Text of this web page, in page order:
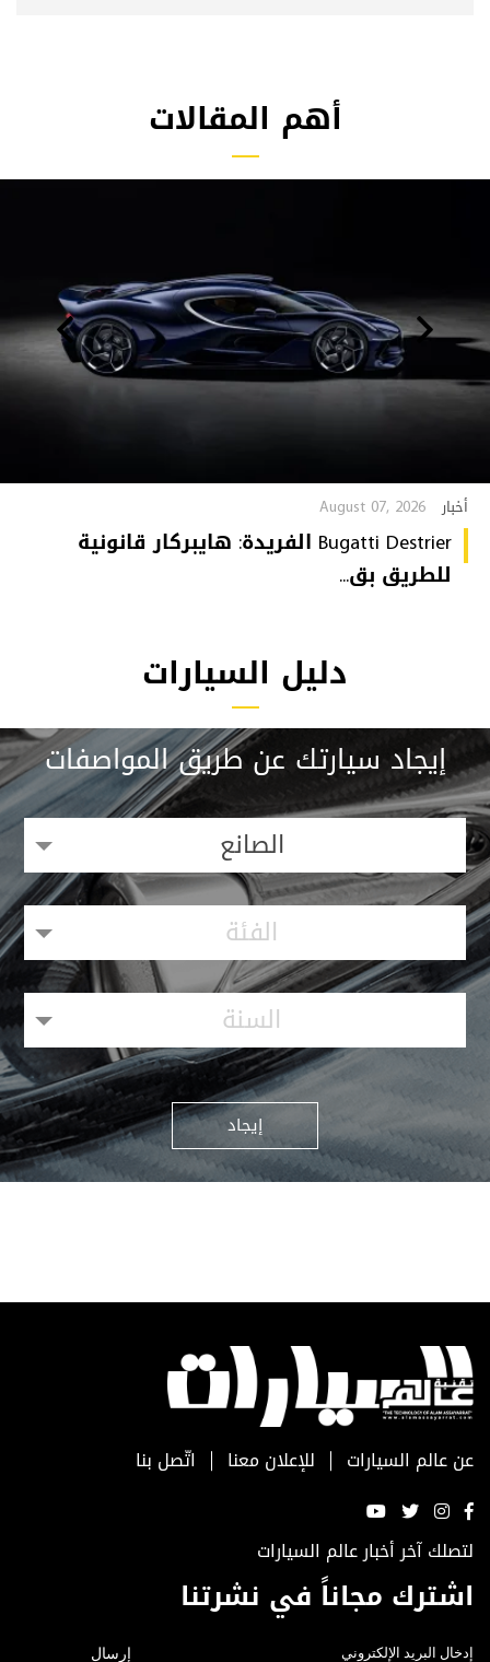
أهم المقالات
أخبار August 07, 2026
Bugatti Destrier الفريدة: هايبركار قانونية
للطريق بق...
دليل السيارات
إيجاد سيارتك عن طريق المواصفات
الصانع
الفئة
السنة
إيجاد
عن عالم السيارات للإعلان معنا اتّصل بنا
لتصلك آخر أخبار عالم السيارات
اشترك مجاناً في نشرتنا